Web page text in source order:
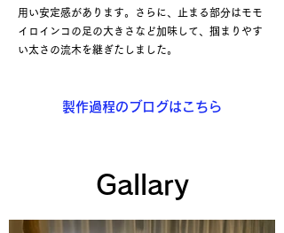
用い安定感があります。さらに、止まる部分はモモ
イロインコの足の大きさなど加味して、掴まりやす
い太さの流木を継ぎたしました。
製作過程のブログはこちら
Gallary